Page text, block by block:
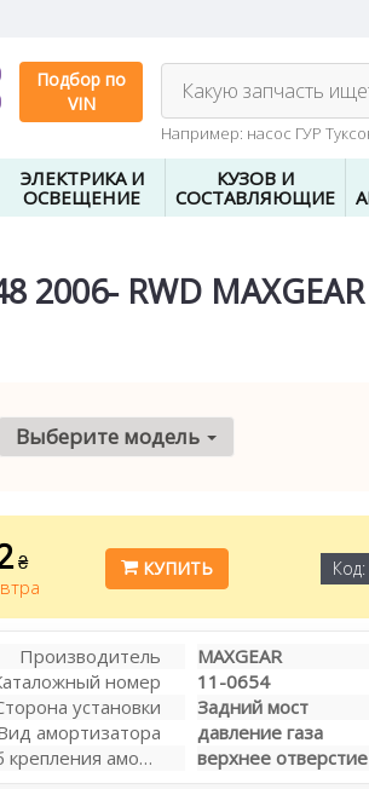
Подбор по
VIN
Какую запчасть
Например: насос ГУР
ЭЛЕКТРИКА И
ОСВЕЩЕНИЕ
КУЗОВ И
СОСТАВЛЯЮЩИЕ
RWD
Выберите модель
₴
КУПИТЬ Код:
Производитель
MAXGEAR
номер
11-0654
установки
Задний мост
амортизатора
давление газа
Способ крепления амортизатора
верхнее отверстие